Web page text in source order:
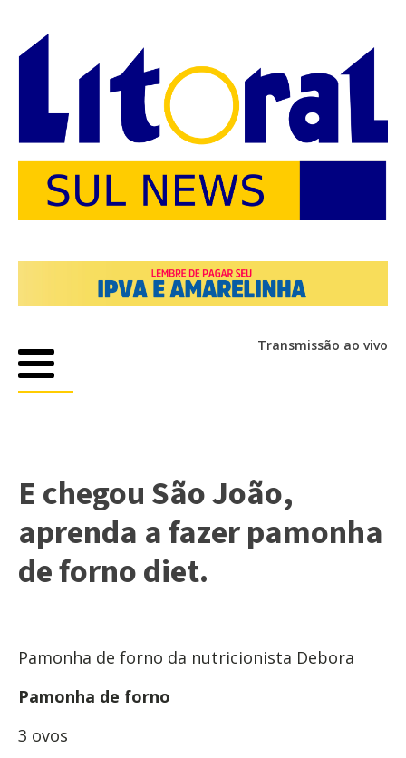
Transmissão ao vivo
E chegou São João,
aprenda a fazer pamonha
de forno diet.
Pamonha de forno da nutricionista Debora
Pamonha de forno
3 ovos